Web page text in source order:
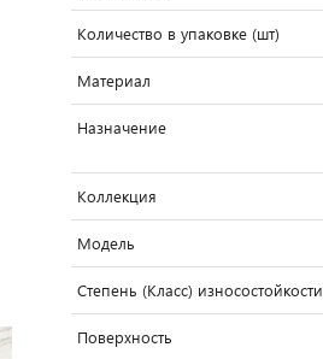
Количество в упаковке (шт)
Материал
Назначение
Коллекция
Модель
Степень (Класс) износостойкости
Поверхность